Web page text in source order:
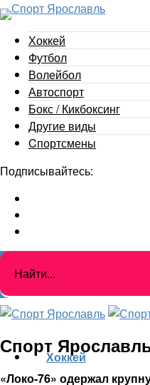
Хоккей
Футбол
Волейбол
Автоспорт
Бокс / Кикбоксинг
Другие виды
Cпортсмены
Подписывайтесь:
Спорт
«Локо-76» одержал
Хоккей